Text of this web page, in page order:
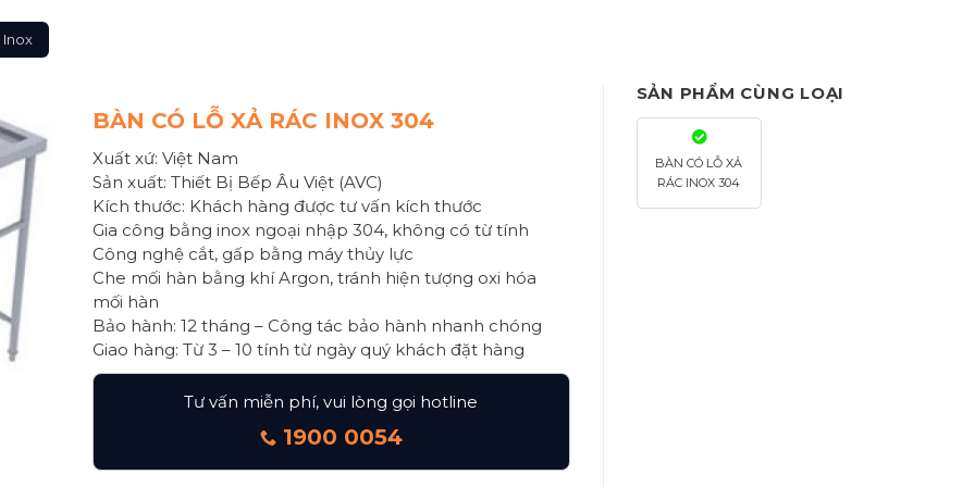
Inox
BÀN CÓ LỖ XẢ RÁC INOX 304
Xuất xứ: Việt Nam
Sản xuất: Thiết Bị Bếp Âu Việt (AVC)
Kích thước: Khách hàng được tư vấn kích thước
Gia công bằng inox ngoại nhập 304, không có từ tính
Công nghệ cắt, gấp bằng máy thủy lực
Che mối hàn bằng khí Argon, tránh hiện tượng oxi hóa
mối hàn
Bảo hành: 12 tháng – Công tác bảo hành nhanh chóng
Giao hàng: Từ 3 – 10 tính từ ngày quý khách đặt hàng
Tư vấn miễn phí, vui lòng gọi hotline
1900 0054
SẢN PHẨM CÙNG LOẠI
BÀN CÓ LỖ XẢ
RÁC INOX 304